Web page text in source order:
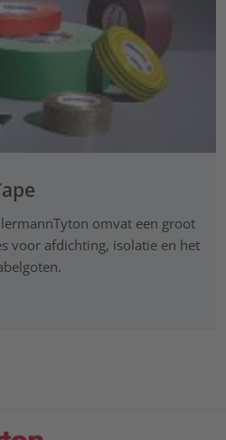
omvat een groot
voor afdichting, isolatie en het